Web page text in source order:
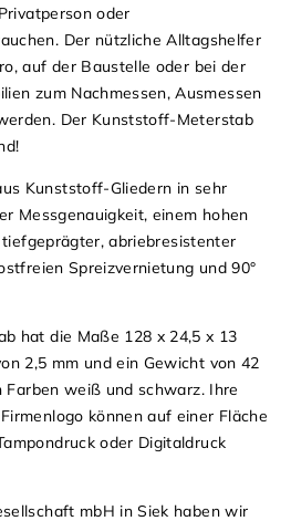
oder
Der nützliche Alltagshelfer
auf der Baustelle oder bei der
zum Nachmessen, Ausmessen
Der Kunststoff-Meterstab
Kunststoff-Gliedern in sehr
Messgenauigkeit, einem hohen
abriebresistenter
Spreizvernietung und 90°
hat die Maße 128 x 24,5 x 13
2,5 mm und ein Gewicht von 42
weiß und schwarz. Ihre
können auf einer Fläche
oder Digitaldruck
mbH in Siek haben wir